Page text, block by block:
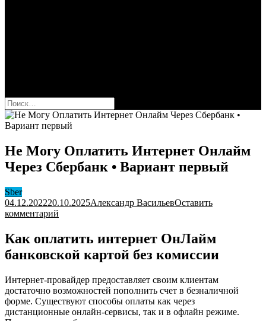
Найти:
Не Могу Оплатить Интернет Онлайм
Через Сбербанк • Вариант первый
Sber
04.12.202220.10.2025Александр ВасильевОставить
комментарий
Оплатить
Интернет
Через
Сбербанк
•
Вариант
Как оплатить интернет ОнЛайм
банковской картой без комиссии
Интернет-провайдер предоставляет своим клиентам
достаточно возможностей пополнить счет в безналичной
форме. Существуют способы оплаты как через
дистанционные онлайн-сервисы, так и в офлайн режиме.